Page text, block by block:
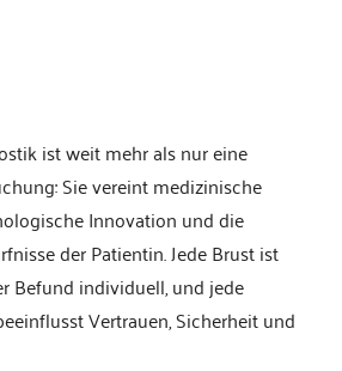
ist weit mehr als nur eine
Sie vereint medizinische
Innovation und die
der Patientin. Jede Brust ist
Befund individuell, und jede
Vertrauen, Sicherheit und